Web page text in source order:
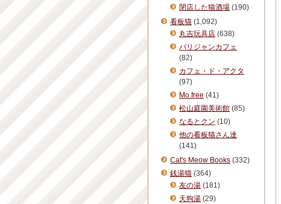
閉店した猫酒場 (190)
看板猫 (1,092)
丸吉玩具店 (638)
パリジャンカフェ
(82)
カフェ・ド・アクタ
(97)
Mo.free (41)
松山庭園美術館 (85)
なるとクン (10)
他の看板猫さん達
(141)
Cat's Meow Books (332)
銭湯猫 (364)
友の湯 (181)
天狗湯 (29)